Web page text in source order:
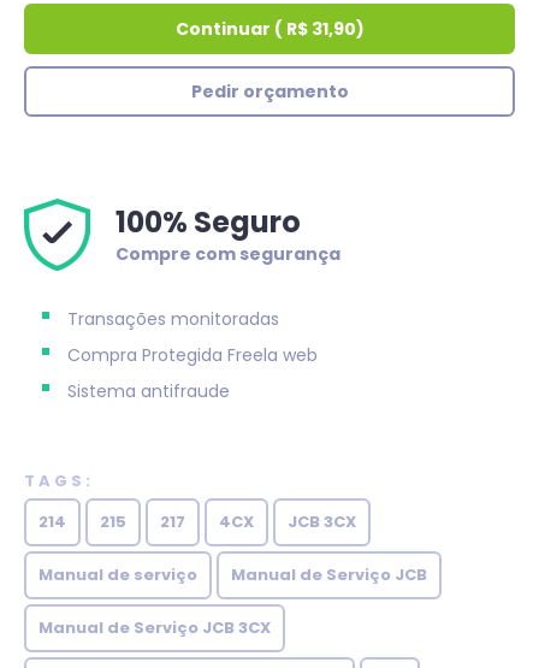
Continuar ( R$ 31,90)
Pedir orçamento
100% Seguro
Compre com segurança
Transações monitoradas
Compra Protegida Freela web
Sistema antifraude
TAGS:
214
215 217 4CX JCB 3CX
Manual de serviço Manual de Serviço JCB
Manual de Serviço JCB 3CX